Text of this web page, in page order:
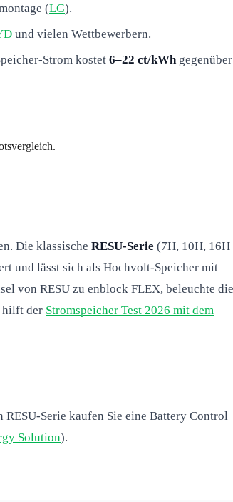
(LG).
und vielen Wettbewerbern.
Strom kostet 6–22 ct/kWhgegenüber
Die klassische RESU-Serie (7H, 10H, 16H
und lässt sich als Hochvolt-Speicher mit
von RESU zu enblock FLEX, beleuchte die
hilft der Stromspeicher Test 2026 mit dem
Serie kaufen Sie eine Battery Control
Solution).